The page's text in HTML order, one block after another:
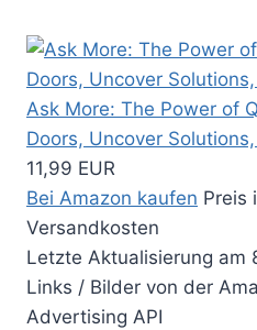
Ask More: The Power of
Doors, Uncover
11,99 EUR
Bei Amazon kaufen Preis
Versandkosten
Letzte Aktualisierung am
Links / Bilder von der
Advertising API